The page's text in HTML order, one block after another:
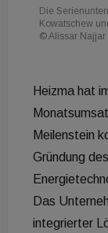
Die
Kowatschew
© Alissar
Heizma hat
Meilenstein
Gründung
Das
integrierter